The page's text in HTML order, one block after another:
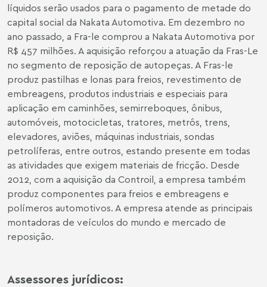
líquidos serão usados para o pagamento de metade do
capital social da Nakata Automotiva. Em dezembro no
ano passado, a Fra-le comprou a Nakata Automotiva por
R$ 457 milhões. A aquisição reforçou a atuação da Fras-Le
no segmento de reposição de autopeças. A Fras-le
produz pastilhas e lonas para freios, revestimento de
embreagens, produtos industriais e especiais para
aplicação em caminhões, semirreboques, ônibus,
automóveis, motocicletas, tratores, metrôs, trens,
elevadores, aviões, máquinas industriais, sondas
petrolíferas, entre outros, estando presente em todas
as atividades que exigem materiais de fricção. Desde
2012, com a aquisição da Controil, a empresa também
produz componentes para freios e embreagens e
polímeros automotivos. A empresa atende as principais
montadoras de veículos do mundo e mercado de
reposição.
Assessores jurídicos: